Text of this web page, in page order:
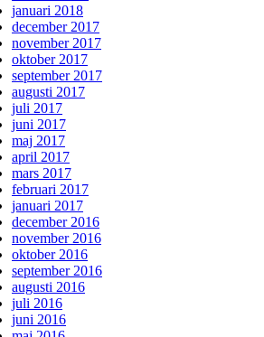
januari 2018
december 2017
november 2017
oktober 2017
september 2017
augusti 2017
juli 2017
juni 2017
maj 2017
april 2017
mars 2017
februari 2017
januari 2017
december 2016
november 2016
oktober 2016
september 2016
augusti 2016
juli 2016
juni 2016